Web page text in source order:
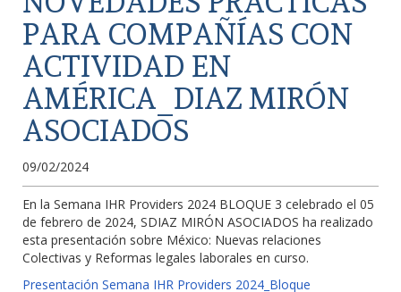
PARA COMPAÑÍAS CON
ACTIVIDAD EN
AMÉRICA_DIAZ MIRÓN
ASOCIADOS
09/02/2024
En la Semana IHR Providers 2024 BLOQUE 3 celebrado el 05
de febrero de 2024, SDIAZ MIRÓN ASOCIADOS ha realizado
esta presentación sobre México: Nuevas relaciones
Colectivas y Reformas legales laborales en curso.
Presentación Semana IHR Providers 2024_Bloque